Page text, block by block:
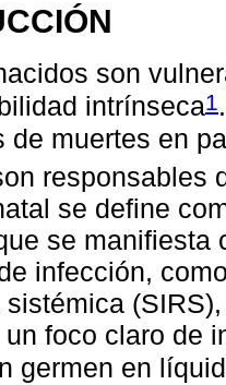
son
intrínseca1
de muertes en
responsables
se define
se
infección,
foco claro de
germen en